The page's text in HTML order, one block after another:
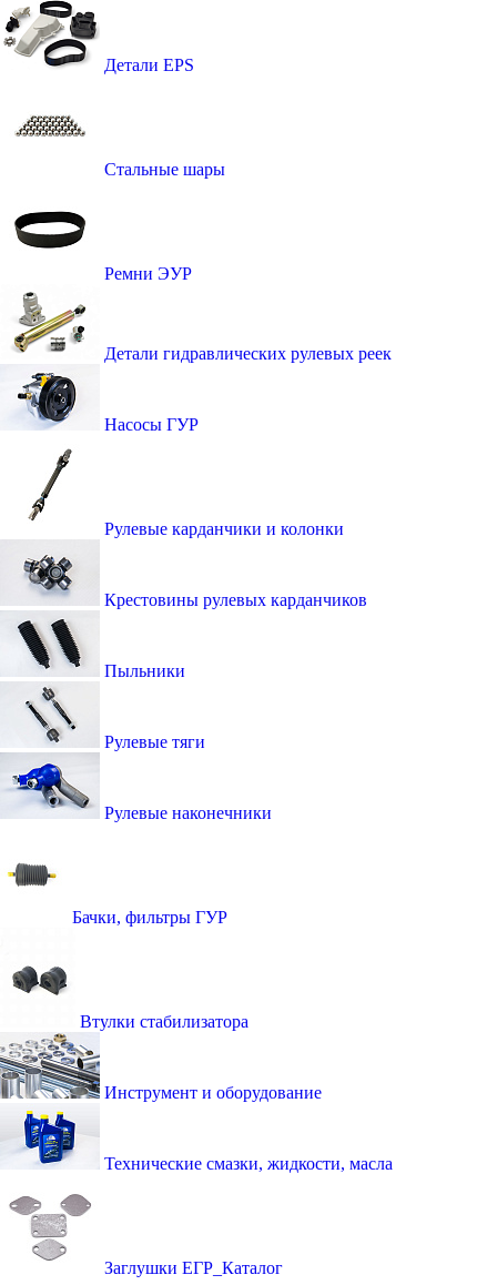
Детали EPS
Стальные шары
Ремни ЭУР
Детали гидравлических рулевых реек
Насосы ГУР
Рулевые карданчики и колонки
Крестовины рулевых карданчиков
Пыльники
Рулевые тяги
Рулевые наконечники
Бачки, фильтры ГУР
Втулки стабилизатора
Инструмент и оборудование
Технические смазки, жидкости, масла
Заглушки ЕГР_Каталог